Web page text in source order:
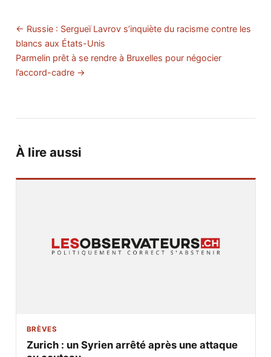
← Russie : Sergueï Lavrov s’inquiète du racisme contre les
blancs aux États-Unis
Parmelin prêt à se rendre à Bruxelles pour négocier
l’accord-cadre →
À lire aussi
BRÈVES
Zurich : un Syrien arrêté après une attaque